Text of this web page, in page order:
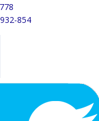
854